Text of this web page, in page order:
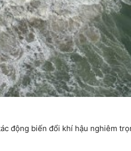
động biến đổi khí hậu nghiêm